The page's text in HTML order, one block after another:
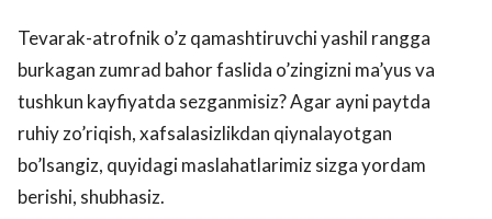
Tevarak-atrofnik o’z qamashtiruvchi yashil rangga
burkagan zumrad bahor faslida o’zingizni ma’yus va
tushkun kayfiyatda sezganmisiz? Agar ayni paytda
ruhiy zo’riqish, xafsalasizlikdan qiynalayotgan
bo’lsangiz, quyidagi maslahatlarimiz sizga yordam
berishi, shubhasiz.